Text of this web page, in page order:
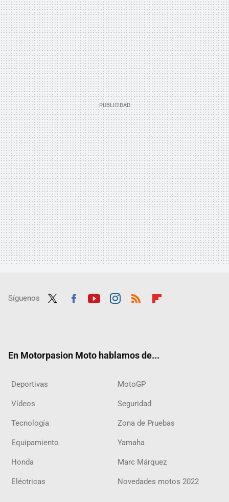
Síguenos
En Motorpasion Moto hablamos de...
Deportivas MotoGP
Vídeos Seguridad
Tecnología Zona de Pruebas
Equipamiento Yamaha
Honda Marc Márquez
Eléctricas Novedades motos 2022